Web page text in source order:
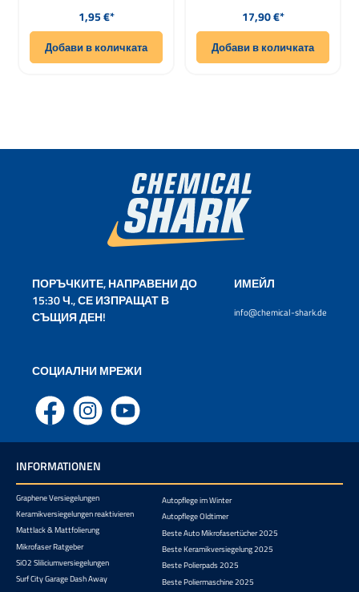
Редовна цена:
1,95 €*
Добави в количката
Редовна цена:
17,90 €*
Добави в количката
ПОРЪЧКИТЕ, НАПРАВЕНИ ДО
15:30 Ч., СЕ ИЗПРАЩАТ В
СЪЩИЯ ДЕН!
ИМЕЙЛ
info@chemical-shark.de
СОЦИАЛНИ МРЕЖИ
Facebook Instagram YouTube
INFORMATIONEN
Graphene Versiegelungen
Keramikversiegelungen reaktivieren
Mattlack & Mattfolierung
Mikrofaser Ratgeber
SiO2 Sliliciumversiegelungen
Surf City Garage Dash Away
Autopflege im Winter
Autopflege Oldtimer
Beste Auto Mikrofasertücher 2025
Beste Keramikversiegelung 2025
Beste Polierpads 2025
Beste Poliermaschine 2025